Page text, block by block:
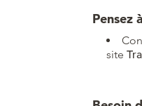
Pensez
site